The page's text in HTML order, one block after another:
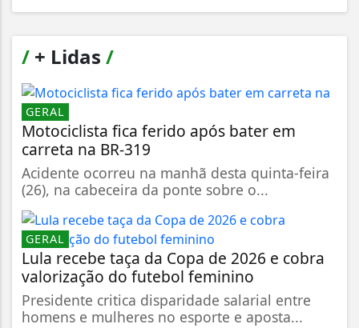
/ + Lidas /
GERAL
Motociclista fica ferido após bater em
carreta na BR-319
Acidente ocorreu na manhã desta quinta-feira
(26), na cabeceira da ponte sobre o...
GERAL
Lula recebe taça da Copa de 2026 e cobra
valorização do futebol feminino
Presidente critica disparidade salarial entre
homens e mulheres no esporte e aposta...